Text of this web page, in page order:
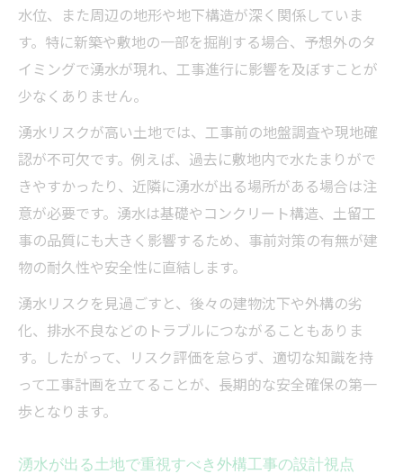
ト
湧水とは何か外構工事の現場視点で考察
水みち対策を意識した外構工事の基礎知識
湧水が発生しやすい土地と外構工事の注意
点
敷地から湧水が出る理由と外構工事の工夫
土地から湧き水が出るメカニズムを外構工
事で解説
外構工事で採用される湧水対策の工夫と実
践例
敷地から湧水が生じる原因を外構工事と結
びつける
外構工事で山からの水対策を取り入れる方
法
基礎工事湧水トラブル回避のための外構工
水位、また周辺の地形や地下構造が深く関係していま
す。特に新築や敷地の一部を掘削する場合、予想外のタ
イミングで湧水が現れ、工事進行に影響を及ぼすことが
少なくありません。
湧水リスクが高い土地では、工事前の地盤調査や現地確
認が不可欠です。例えば、過去に敷地内で水たまりがで
きやすかったり、近隣に湧水が出る場所がある場合は注
意が必要です。湧水は基礎やコンクリート構造、土留工
事の品質にも大きく影響するため、事前対策の有無が建
物の耐久性や安全性に直結します。
湧水リスクを見過ごすと、後々の建物沈下や外構の劣
化、排水不良などのトラブルにつながることもありま
す。したがって、リスク評価を怠らず、適切な知識を持
って工事計画を立てることが、長期的な安全確保の第一
歩となります。
湧水が出る土地で重視すべき外構工事の設計視点